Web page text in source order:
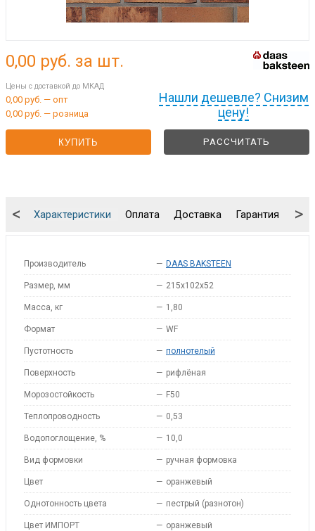
Нашли дешевле? Снизим
цену!
0,00 руб. за шт.
Цены с доставкой до МКАД
0,00 руб. — опт
0,00 руб. — розница
КУПИТЬ РАССЧИТАТЬ
Характеристики Оплата Доставка Гарантия
< >
Производитель — DAAS BAKSTEEN
Размер, мм — 215x102x52
Масса, кг — 1,80
Формат — WF
Пустотность — полнотелый
Поверхность — рифлёная
Морозостойкость — F50
Теплопроводность — 0,53
Водопоглощение, % — 10,0
Вид формовки — ручная формовка
Цвет — оранжевый
Однотонность цвета — пестрый (разнотон)
Цвет ИМПОРТ — оранжевый